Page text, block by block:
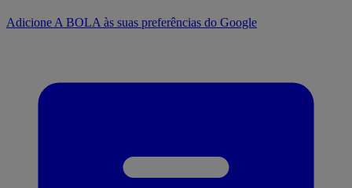
Adicione A BOLA às suas preferências do Google